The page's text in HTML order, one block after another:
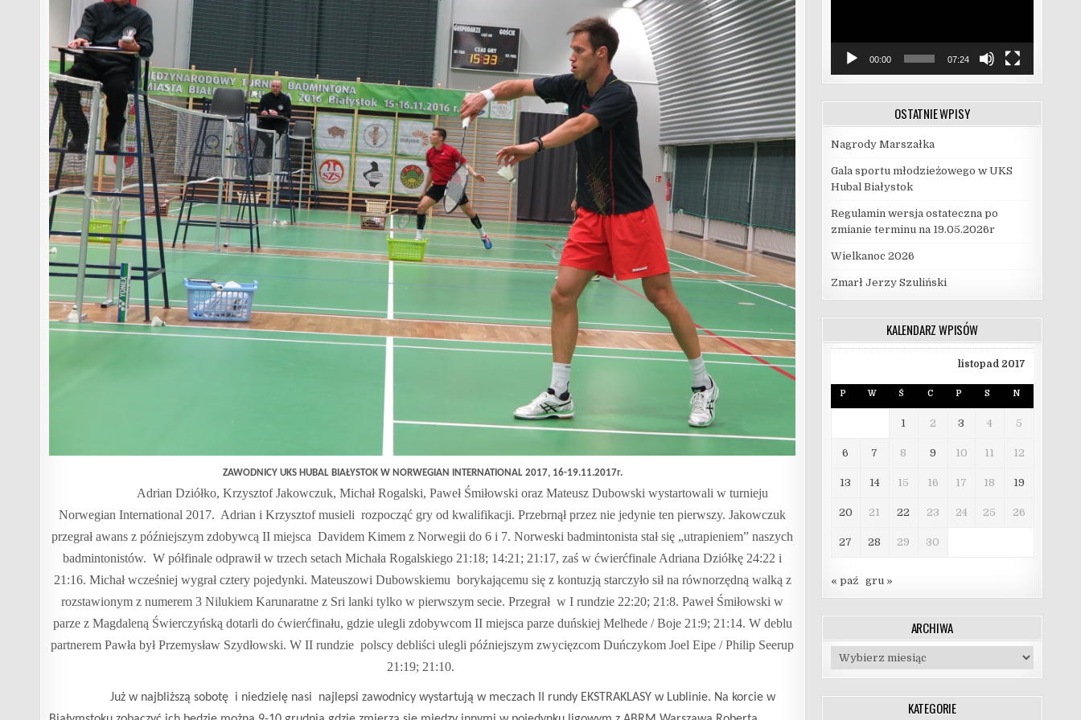
ZAWODNICY UKS HUBAL BIAŁYSTOK W NORWEGIAN INTERNATIONAL 2017, 16-19.11.2017r.
Adrian Dziółko, Krzysztof Jakowczuk, Michał Rogalski, Paweł Śmiłowski oraz Mateusz Dubowski wystartowali w turnieju
Norwegian International 2017. Adrian i Krzysztof musieli rozpocząć gry od kwalifikacji. Przebrnął przez nie jedynie ten pierwszy. Jakowczuk
przegrał awans z późniejszymzdobywcą II miejsca Davidem Kimem z Norwegii do 6 i 7. Norweski badmintonista stał się „utrapieniem” naszych
badmintonistów. W półfinale odprawił w trzech setach Michała Rogalskiego 21:18; 14:21; 21:17, zaś w ćwierćfinale Adriana Dziółkę 24:22 i
21:16. Michał wcześniej wygrał cztery pojedynki. Mateuszowi Dubowskiemu borykającemu się z kontuzją starczyło sił na równorzędną walką z
rozstawionym z numerem 3 Nilukiem Karunaratne z Sri lanki tylko w pierwszym secie. Przegrał w I rundzie 22:20; 21:8. Paweł Śmiłowski w
parze z Magdaleną Świerczyńską dotarli do ćwierćfinału, gdzie ulegli zdobywcom II miejsca parze duńskiej Melhede / Boje 21:9; 21:14. W deblu
partnerem Pawła był Przemysław Szydłowski. W II rundzie polscy debliści ulegli późniejszym zwycięzcom Duńczykom Joel Eipe / Philip Seerup
21:19; 21:10.
Już w najbliższą sobotę i niedzielę nasi
najlepsi zawodnicy wystartują w meczach II rundy EKSTRAKLASY w Lublinie. Na korcie w
00:00 07:24
OSTATNIE WPISY
Nagrody Marszałka
Gala sportu młodzieżowego w UKS
Hubal Białystok
Regulamin wersja ostateczna po
zmianie terminu na 19.05.2026r
Wielkanoc 2026
Zmarł Jerzy Szuliński
KALENDARZ WPISÓW
listopad 2017
P W Ś C P S N
1 2 3 4 5
6 7 8 9 10 11 12
13 14 15 16 17 18 19
20 21 22 23 24 25 26
27 28 29 30
« paź gru »
ARCHIWA
Archiwa
KATEGORIE